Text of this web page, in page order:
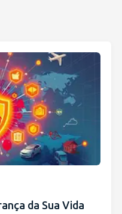
da Sua Vida